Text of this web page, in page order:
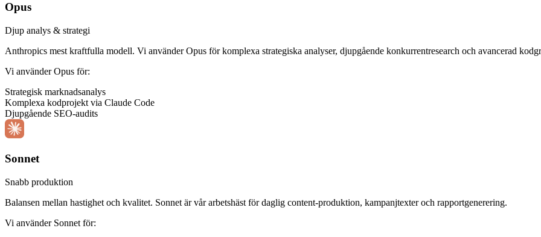
Opus
Djup analys & strategi
Anthropics mest kraftfulla modell. Vi använder Opus för komplexa strategiska analyser, djupgående konkurrentresearch och avancerad
Vi använder Opus för:
Strategisk marknadsanalys
Komplexa kodprojekt via Claude Code
Djupgående SEO-audits
Sonnet
Snabb produktion
Balansen mellan hastighet och kvalitet. Sonnet är vår arbetshäst för daglig content-produktion, kampanjtexter och rapportgenerering.
Vi använder Sonnet för: